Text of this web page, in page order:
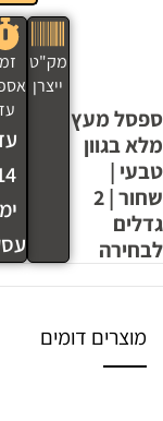
ספסל מעץ
מלא בגוון
טבעי |
שחור | 2
גדלים
לבחירה
מק"ט
ייצרן
מוצרים דומים